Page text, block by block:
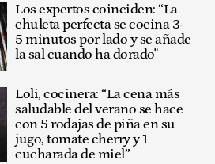
Los expertos coinciden: “La
chuleta perfecta se cocina 3-
5 minutos por lado y se añade
la sal cuando ha dorado"
Loli, cocinera: “La cena más
saludable del verano se hace
con 5 rodajas de piña en su
jugo, tomate cherry y 1
cucharada de miel”